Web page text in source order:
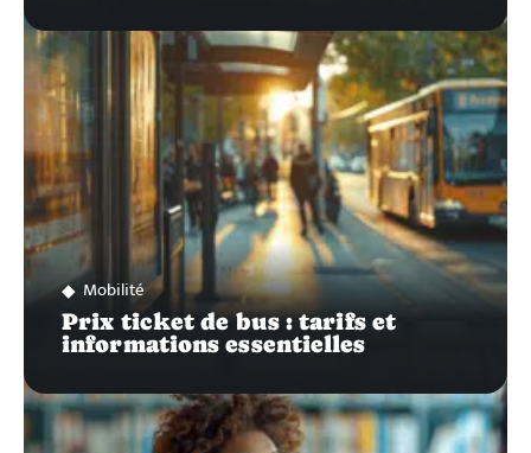
Mobilité
Prix ticket de bus : tarifs et
informations essentielles